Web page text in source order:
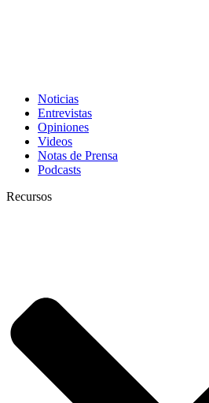
Noticias
Entrevistas
Opiniones
Videos
Notas de Prensa
Podcasts
Recursos